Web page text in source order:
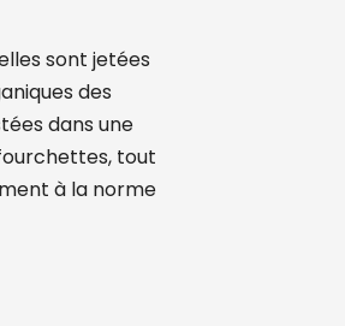
sont jetées
des
dans une
tout
à la norme